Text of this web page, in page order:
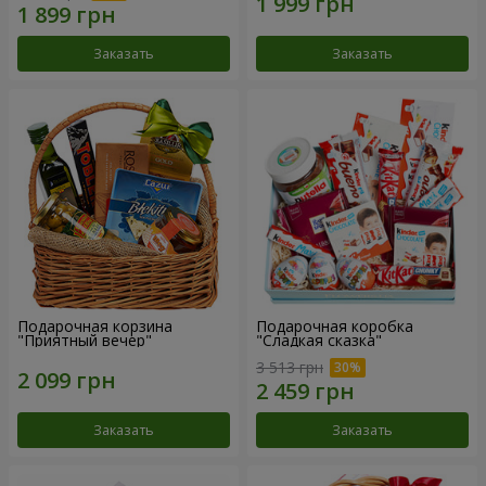
Заказать Заказать
Подарочная корзина
"Приятный вечер"
Заказать
Подарочная коробка
"Сладкая сказка"
3 513 грн
Заказать